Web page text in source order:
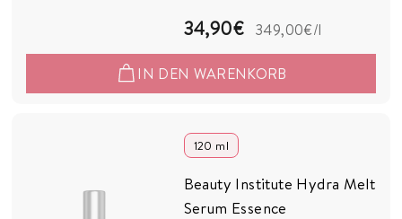
34,90€3
4
,
349,00€/l
IN DEN WARENKORB
120 ml
Beauty Institute Hydra Melt
Serum Essence